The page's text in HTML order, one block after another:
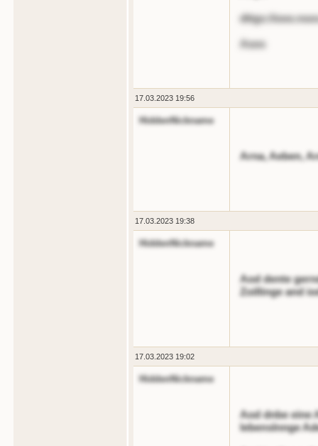
dttgs://
Asos
17.03.2023 19:56
HiddenNickname
Arna, Aeben,
17.03.2023 19:38
HiddenNickname
Aod dente
Zoillinge and
17.03.2023 19:02
HiddenNickname
Aod dnbe eine
lebenslnnge